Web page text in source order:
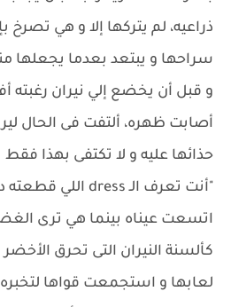
ذراعيه، لم يتركها إلا و هي
سراحها و يبتعد بعدما يجعلها
و قبل أن يخضع إلي نيران رغبته
أصابت ظهره، ألتفت فى الحال
حذائها عليه و لا تكتفى بهذا
"أنت تعرف الـ dress اللي قطعته ده تمنه كام يا غبي!".
اتسعت عيناه بينما هي ترى
كألسنة النيران التى تحرق
لعابها و استجمعت قواها